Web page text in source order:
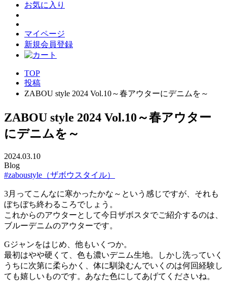
お気に入り
マイページ
新規会員登録
TOP
投稿
ZABOU style 2024 Vol.10～春アウターにデニムを～
ZABOU style 2024 Vol.10～春アウター
にデニムを～
2024.03.10
Blog
#zaboustyle（ザボウスタイル）
3月ってこんなに寒かったかな～という感じですが、それも
ぼちぼち終わるころでしょう。
これからのアウターとして今日ザボスタでご紹介するのは、
ブルーデニムのアウターです。
Gジャンをはじめ、他もいくつか。
最初はやや硬くて、色も濃いデニム生地。しかし洗っていく
うちに次第に柔らかく、体に馴染むんでいくのは何回経験し
ても嬉しいものです。あなた色にしてあげてくださいね。